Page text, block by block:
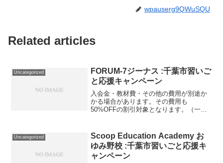
wpauserg9QWuSQU
Related articles
Uncategorized
FORUM-7ジーナス :千葉市習いご
と応援キャンペーン
入会金・教材費・その他の費用が別途か
かる場合があります。その費用も
50%OFFの割引対象となります。（一部
01-01利用期間 2020/12/18〜2021/01/...
Uncategorized
Scoop Education Academy お
ゆみ野校 :千葉市習いごと応援キ
ャンペーン